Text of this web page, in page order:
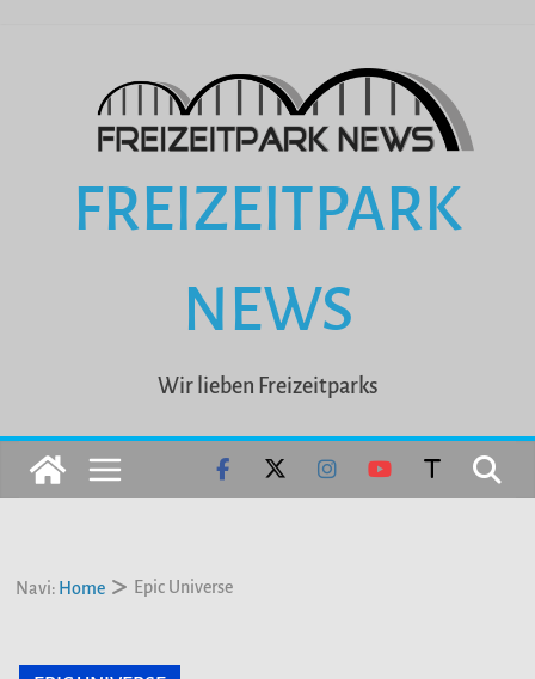
FREIZEITPARK
NEWS
Wir lieben Freizeitparks
Navi: Home Epic Universe